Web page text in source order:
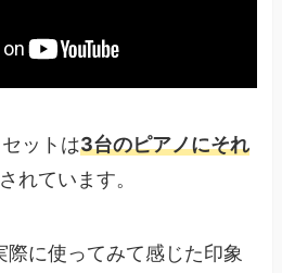
ットは3台のピアノにそれ
れています。
に使ってみて感じた印象